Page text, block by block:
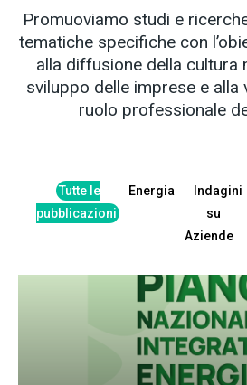
Promuoviamo studi e
tematiche specifiche con
alla diffusione della cultura
sviluppo delle imprese e alla
ruolo professionale
Tutte le
pubblicazioni
Energia
Indagini
su
Aziende